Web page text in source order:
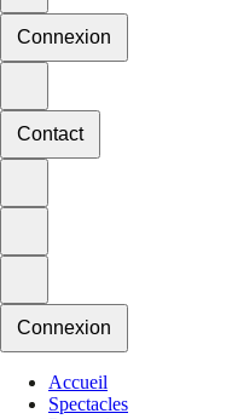
Connexion
Contact
Connexion
Accueil
Spectacles